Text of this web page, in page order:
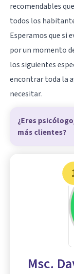
recomendables
todos los
Esperamos que si
por un momento
los siguientes
encontrar toda la
necesitar.
¿Eres
más clientes?
Msc.